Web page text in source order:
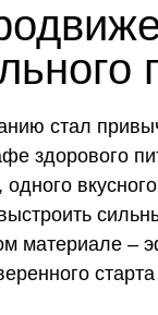
стал
здорового
материале –